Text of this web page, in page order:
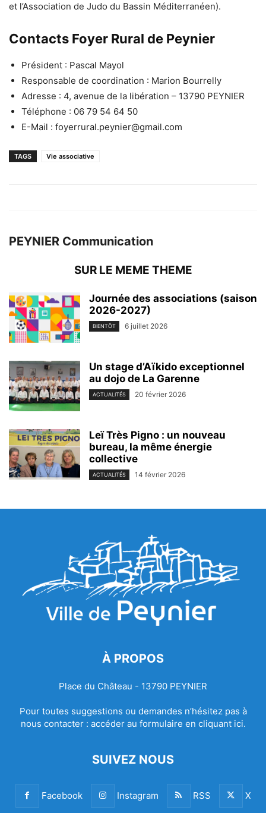
et l’Association de Judo du Bassin Méditerranéen).
Contacts Foyer Rural de Peynier
Président : Pascal Mayol
Responsable de coordination : Marion Bourrelly
Adresse : 4, avenue de la libération – 13790 PEYNIER
Téléphone : 06 79 54 64 50
E-Mail : foyerrural.peynier@gmail.com
TAGS Vie associative
PEYNIER Communication
SUR LE MEME THEME
Journée des associations (saison
2026-2027)
BIENTÔT 6 juillet 2026
Un stage d’Aïkido exceptionnel
au dojo de La Garenne
ACTUALITÉS 20 février 2026
Leï Très Pigno : un nouveau
bureau, la même énergie
collective
ACTUALITÉS 14 février 2026
À PROPOS
Place du Château - 13790 PEYNIER
Pour toutes suggestions ou demandes n’hésitez pas à
nous contacter : accéder au formulaire en cliquant ici.
SUIVEZ NOUS
Facebook Instagram RSS X